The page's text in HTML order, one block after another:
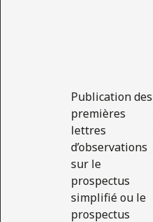
Publication des
premières
lettres
d’observations
sur le
prospectus
simplifié ou le
prospectus